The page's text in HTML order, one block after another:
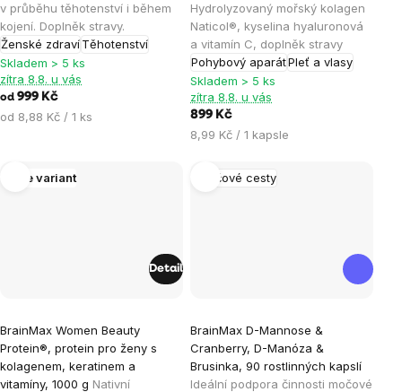
v průběhu těhotenství i během
kojení. Doplněk stravy.
Ženské zdravíTěhotenství
5,0
z
5
hvězdiček.
Skladem > 5 ks
zítra 8.8. u vás
od 999 Kč
Měrná
od 8,88 Kč / 1 ks
Hydrolyzovaný mořský kolagen
Naticol®, kyselina hyaluronová
a vitamín C, doplněk stravy
Pohybový aparátPleť a vlasy
5,0
z
5
hvězdiček.
Skladem > 5 ks
zítra 8.8. u vás
899 Kč
Měrná
8,99 Kč / 1 kapsle
Více variant
BrainMax Women Beauty
Protein®, protein pro ženy s
kolagenem, keratinem a
vitamíny, 1000 g Nativní
hodnocení
produktu
je
Detail
Močové cesty
BrainMax D-Mannose &
Cranberry, D-Manóza &
Brusinka, 90 rostlinných kapslí
Ideální podpora činnosti močové
hodnocení
produktu
je